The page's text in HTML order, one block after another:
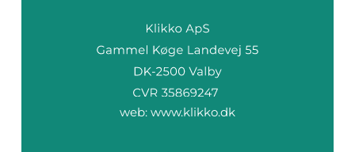
web: www.klikko.dk